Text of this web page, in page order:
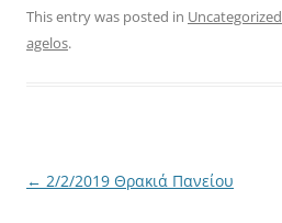
This entry was posted in Uncategorized
agelos.
Post
← 2/2/2019 Θρακιά Πανείου